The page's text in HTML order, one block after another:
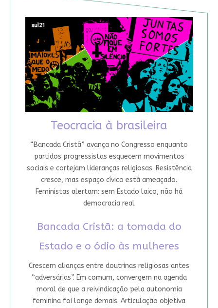
Teocracia à brasileira
“Bancada Cristã” avança no Congresso enquanto
partidos progressistas esquecem movimentos
sociais e cortejam lideranças religiosas. Resistência
cresce, mas espaço cívico está ameaçado.
Feministas alertam: sem Estado laico, não há
democracia real
Bancada Cristã: a tomada do
Estado e o ódio às mulheres
Crescem alianças entre doutrinas religiosas antes
“adversárias”. Em comum, convergem na agenda
moral de que a reivindicação pela autonomia
feminina foi longe demais. Articulação objetiva